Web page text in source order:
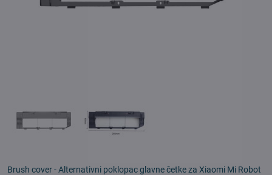
Brush cover - Alternativni poklopac glavne četke za Xiaomi Mi Robot